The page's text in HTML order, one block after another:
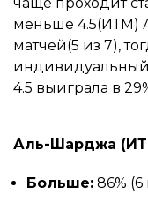
меньше 4.5(ИТМ)
матчей(5 из 7),
индивидуальный
4.5 выиграла в
Аль-Шарджа (ИТ
Больше: 86% (6